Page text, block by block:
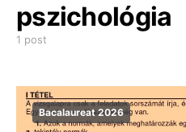
pszichológia
1 post
Bacalaureat 2026